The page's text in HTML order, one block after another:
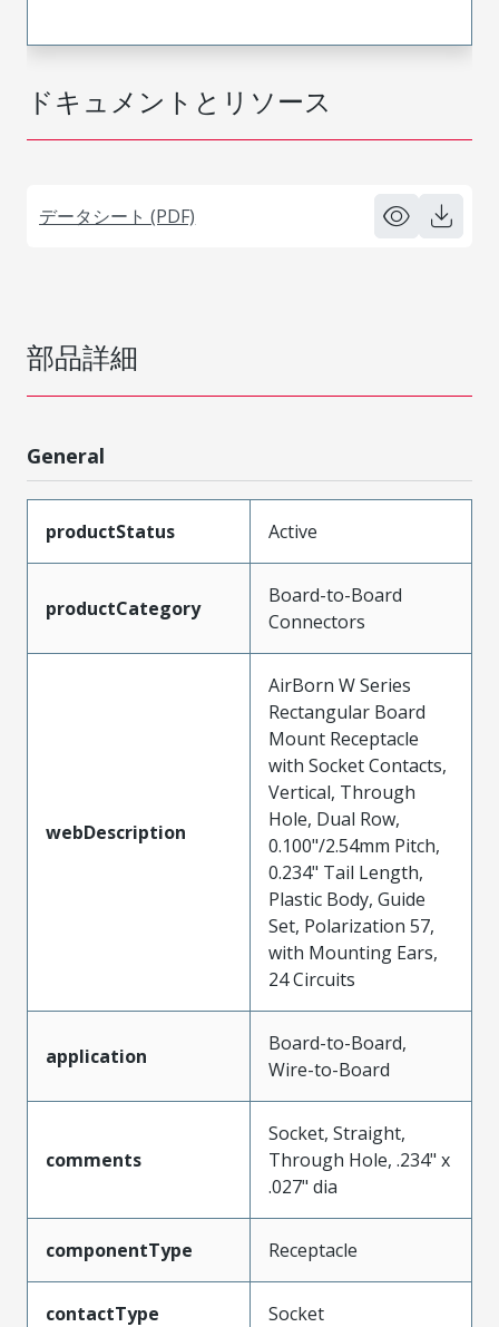
ドキュメントとリソース
データシート (PDF)
部品詳細
General
productStatus Active
productCategory
Board-to-Board
Connectors
webDescription
AirBorn W Series
Rectangular Board
Mount Receptacle
with Socket Contacts,
Vertical, Through
Hole, Dual Row,
0.100"/2.54mm Pitch,
0.234" Tail Length,
Plastic Body, Guide
Set, Polarization 57,
with Mounting Ears,
24 Circuits
application
Board-to-Board,
Wire-to-Board
comments
Socket, Straight,
Through Hole, .234" x
.027" dia
componentType Receptacle
contactType Socket